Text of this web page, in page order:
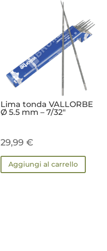
Lima tonda VALLORBE
Ø 5.5 mm – 7/32″
29,99€
Aggiungi al carrello